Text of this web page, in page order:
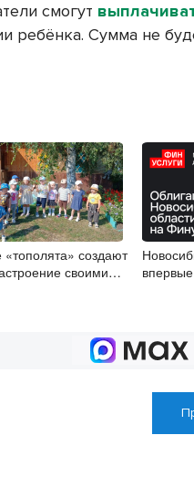
смогут
ребёнка. Сумма не
«тополята» создают
своими